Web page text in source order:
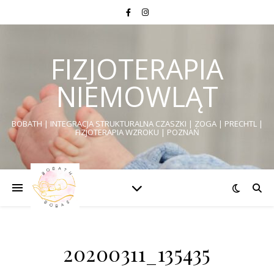
FIZJOTERAPIA
NIEMOWLĄT
BOBATH | INTEGRACJA STRUKTURALNA CZASZKI | ZOGA | PRECHTL |
FIZJOTERAPIA WZROKU | POZNAŃ
20200311_135435